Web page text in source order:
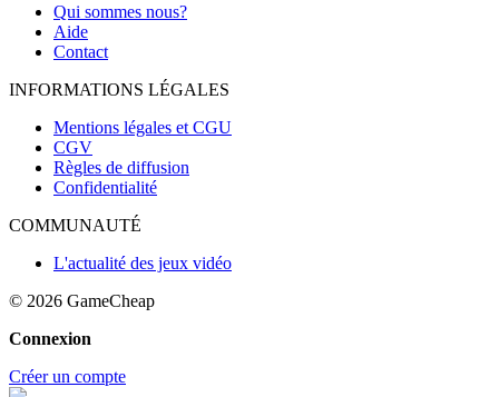
Qui sommes nous?
Aide
Contact
INFORMATIONS LÉGALES
Mentions légales et CGU
CGV
Règles de diffusion
Confidentialité
COMMUNAUTÉ
L'actualité des jeux vidéo
© 2026 GameCheap
Connexion
Créer un compte